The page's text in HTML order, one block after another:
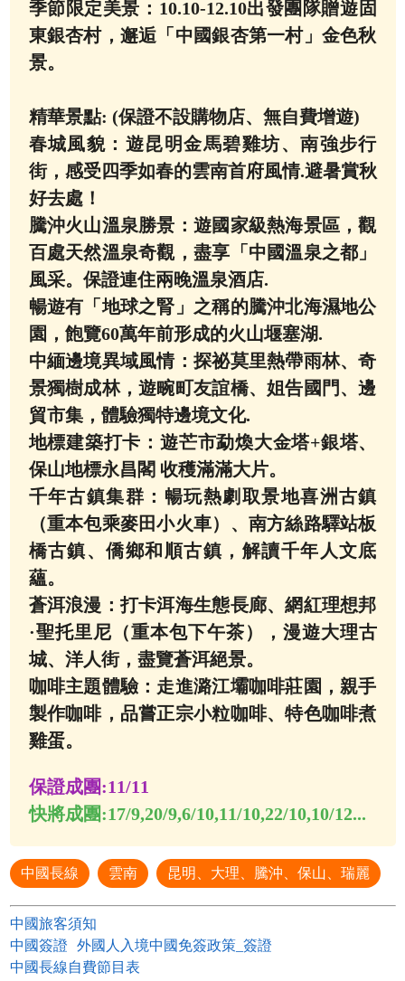
季節限定美景：10.10-12.10出發團隊贈遊固
東銀杏村，邂逅「中國銀杏第一村」金色秋
景。
精華景點: (保證不設購物店、無自費增遊)
春城風貌：遊昆明金馬碧雞坊、南強步行
街，感受四季如春的雲南首府風情.避暑賞秋
好去處！
騰沖火山溫泉勝景：遊國家級熱海景區，觀
百處天然溫泉奇觀，盡享「中國溫泉之都」
風采。保證連住兩晚溫泉酒店.
暢遊有「地球之腎」之稱的騰沖北海濕地公
園，飽覽60萬年前形成的火山堰塞湖.
中緬邊境異域風情：探祕莫里熱帶雨林、奇
景獨樹成林，遊畹町友誼橋、姐告國門、邊
貿市集，體驗獨特邊境文化.
地標建築打卡：遊芒市勐煥大金塔+銀塔、
保山地標永昌閣 收穫滿滿大片。
千年古鎮集群：暢玩熱劇取景地喜洲古鎮
（重本包乘麥田小火車）、南方絲路驛站板
橋古鎮、僑鄉和順古鎮，解讀千年人文底
蘊。
蒼洱浪漫：打卡洱海生態長廊、網紅理想邦
·聖托里尼（重本包下午茶），漫遊大理古
城、洋人街，盡覽蒼洱絕景。
咖啡主題體驗：走進潞江壩咖啡莊園，親手
製作咖啡，品嘗正宗小粒咖啡、特色咖啡煮
雞蛋。
保證成團:11/11
快將成團:17/9,20/9,6/10,11/10,22/10,10/12...
中國長線 雲南 昆明、大理、騰沖、保山、瑞麗
中國旅客須知
中國簽證
外國人入境中國免簽政策_簽證
中國長線自費節目表